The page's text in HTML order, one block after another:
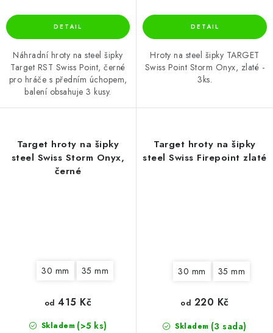
Náhradní hroty na steel šipky
Target RST Swiss Point, černé
pro hráče s předním úchopem,
balení obsahuje 3 kusy.
Hroty na steel šipky TARGET
Swiss Point Storm Onyx, zlaté -
3ks.
Target hroty na šipky
steel Swiss Storm Onyx,
černé
30 mm 35 mm
Skladem (>5 ks)
od 415 Kč
Target hroty na šipky
steel Swiss Firepoint zlaté
30 mm 35 mm
Skladem (3 sada)
od 220 Kč